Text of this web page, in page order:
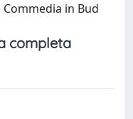
in Bud
completa